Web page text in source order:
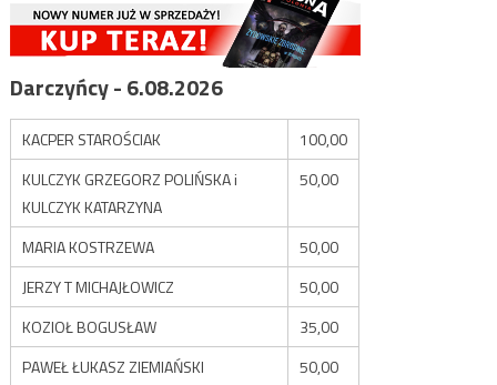
Darczyńcy - 6.08.2026
KACPER STAROŚCIAK
100,00
KULCZYK GRZEGORZ POLIŃSKA i
KULCZYK KATARZYNA
50,00
MARIA KOSTRZEWA
50,00
JERZY T MICHAJŁOWICZ
50,00
KOZIOŁ BOGUSŁAW
35,00
PAWEŁ ŁUKASZ ZIEMIAŃSKI
50,00